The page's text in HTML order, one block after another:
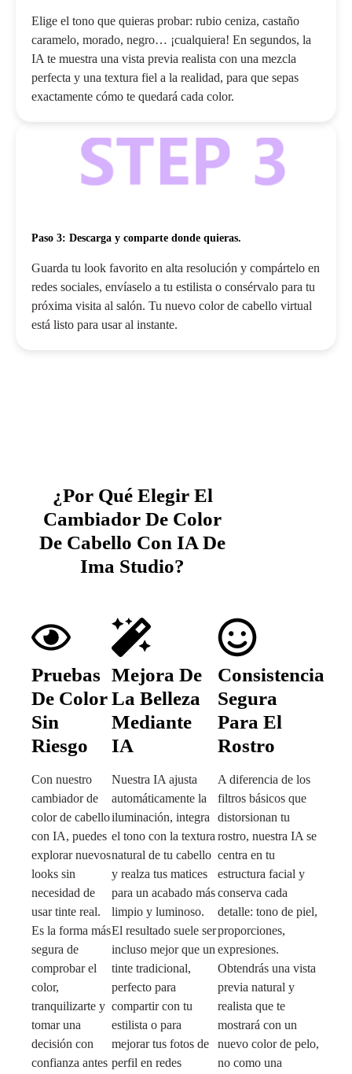
Elige el tono que quieras probar: rubio ceniza, castaño
caramelo, morado, negro… ¡cualquiera! En segundos, la
IA te muestra una vista previa realista con una mezcla
perfecta y una textura fiel a la realidad, para que sepas
exactamente cómo te quedará cada color.
Paso 3: Descarga y comparte donde quieras.
Guarda tu look favorito en alta resolución y compártelo en
redes sociales, envíaselo a tu estilista o consérvalo para tu
próxima visita al salón. Tu nuevo color de cabello virtual
está listo para usar al instante.
¿Por Qué Elegir El
Cambiador De Color
De Cabello Con IA De
Ima Studio?
Pruebas
De Color
Sin
Riesgo
Con nuestro
cambiador de
color de cabello
con IA, puedes
explorar nuevos
looks sin
necesidad de
usar tinte real.
Es la forma más
segura de
comprobar el
color,
tranquilizarte y
tomar una
decisión con
confianza antes
Mejora De
La Belleza
Mediante
IA
Nuestra IA ajusta
automáticamente la
iluminación, integra
el tono con la textura
natural de tu cabello
y realza tus matices
para un acabado más
limpio y luminoso.
El resultado suele ser
incluso mejor que un
tinte tradicional,
perfecto para
compartir con tu
estilista o para
mejorar tus fotos de
perfil en redes
Consistencia
Segura
Para El
Rostro
A diferencia de los
filtros básicos que
distorsionan tu
rostro, nuestra IA se
centra en tu
estructura facial y
conserva cada
detalle: tono de piel,
proporciones,
expresiones.
Obtendrás una vista
previa natural y
realista que te
mostrará con un
nuevo color de pelo,
no como una